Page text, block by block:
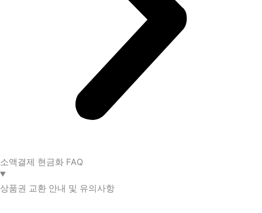
소액결제 현금화 FAQ​
상품권 교환 안내 및 유의사항